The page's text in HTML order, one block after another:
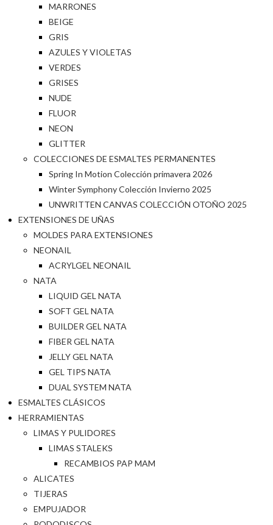
MARRONES
BEIGE
GRIS
AZULES Y VIOLETAS
VERDES
GRISES
NUDE
FLUOR
NEON
GLITTER
COLECCIONES DE ESMALTES PERMANENTES
Spring In Motion Colección primavera 2026
Winter Symphony Colección Invierno 2025
UNWRITTEN CANVAS COLECCIÓN OTOÑO 2025
EXTENSIONES DE UÑAS
MOLDES PARA EXTENSIONES
NEONAIL
ACRYLGEL NEONAIL
NATA
LIQUID GEL NATA
SOFT GEL NATA
BUILDER GEL NATA
FIBER GEL NATA
JELLY GEL NATA
GEL TIPS NATA
DUAL SYSTEM NATA
ESMALTES CLÁSICOS
HERRAMIENTAS
LIMAS Y PULIDORES
LIMAS STALEKS
RECAMBIOS PAP MAM
ALICATES
TIJERAS
EMPUJADOR